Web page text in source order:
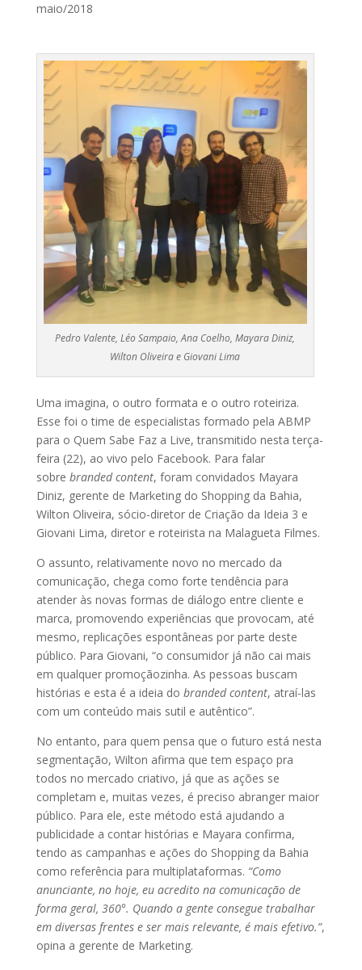
maio/2018
Pedro Valente, Léo Sampaio, Ana Coelho, Mayara Diniz,
Wilton Oliveira e Giovani Lima
Uma imagina, o outro formata e o outro roteiriza.
Esse foi o time de especialistas formado pela ABMP
para o Quem Sabe Faz a Live, transmitido nesta terça-
feira (22), ao vivo pelo Facebook. Para falar
sobre branded content, foram convidados Mayara
Diniz, gerente de Marketing do Shopping da Bahia,
Wilton Oliveira, sócio-diretor de Criação da Ideia 3 e
Giovani Lima, diretor e roteirista na Malagueta Filmes.
O assunto, relativamente novo no mercado da
comunicação, chega como forte tendência para
atender às novas formas de diálogo entre cliente e
marca, promovendo experiências que provocam, até
mesmo, replicações espontâneas por parte deste
público. Para Giovani, “o consumidor já não cai mais
em qualquer promoçãozinha. As pessoas buscam
histórias e esta é a ideia do branded content, atraí-las
com um conteúdo mais sutil e autêntico”.
No entanto, para quem pensa que o futuro está nesta
segmentação, Wilton afirma que tem espaço pra
todos no mercado criativo, já que as ações se
completam e, muitas vezes, é preciso abranger maior
público. Para ele, este método está ajudando a
publicidade a contar histórias e Mayara confirma,
tendo as campanhas e ações do Shopping da Bahia
como referência para multiplataformas. “Como
anunciante, no hoje, eu acredito na comunicação de
forma geral, 360°. Quando a gente consegue trabalhar
em diversas frentes e ser mais relevante, é mais efetivo.”,
opina a gerente de Marketing.